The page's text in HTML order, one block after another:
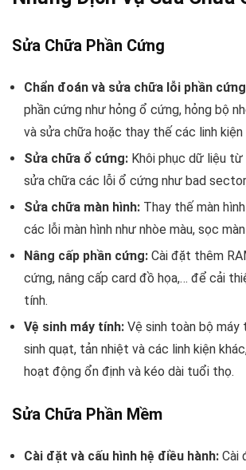
Sửa Chữa Phần Cứng
Chẩn đoán và sửa chữa lỗi phần
phần cứng như hỏng ổ cứng, hỏng bộ
và sửa chữa hoặc thay thế các linh kiện
Sửa chữa ổ cứng: Khôi phục dữ liệu
sửa chữa các lỗi ổ cứng như bad
Sửa chữa màn hình: Thay thế màn
các lỗi màn hình như nhòe màu, sọc
Nâng cấp phần cứng: Cài đặt thêm
cứng, nâng cấp card đồ họa,… để cải
tính.
Vệ sinh máy tính: Vệ sinh toàn bộ máy
sinh quạt, tản nhiệt và các linh kiện
hoạt động ổn định và kéo dài tuổi thọ.
Sửa Chữa Phần Mềm
Cài đặt và cấu hình hệ điều hành: Cài